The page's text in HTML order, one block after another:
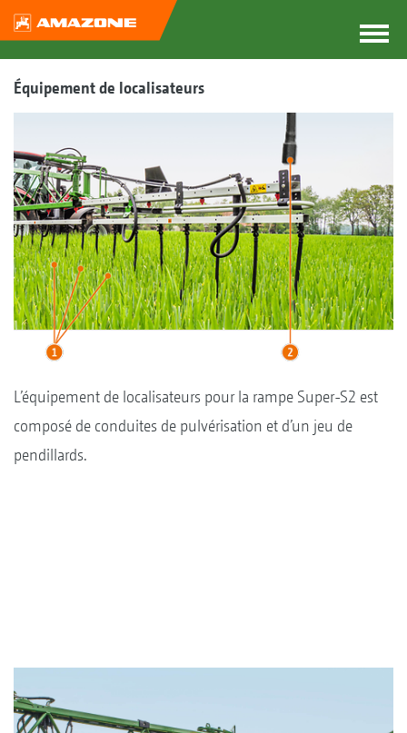
Équipement de localisateurs
L’équipement de localisateurs pour la rampe Super-S2 est
composé de conduites de pulvérisation et d’un jeu de
pendillards.